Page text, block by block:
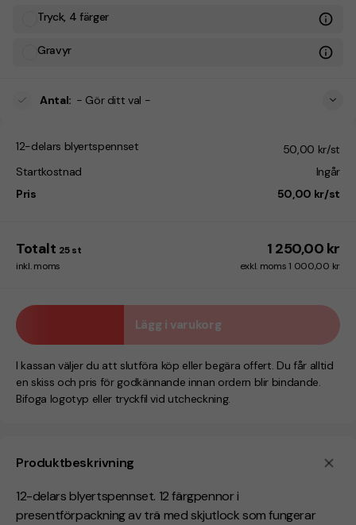
Produktbeskrivning
12-delars blyertspennset. 12 färgpennor i
presentförpackning av trä med skjutlock som fungerar
Tryck, 4 färger
Gravyr
Antal: - Gör ditt val -
12-delars blyertspennset
50,00 kr/st
Startkostnad
Ingår
Pris
50,00 kr/st
Totalt 25 st 1 250,00 kr
inkl. moms exkl. moms 1 000,00 kr
Lägg i varukorg
I kassan väljer du att slutföra köp eller begära offert. Du får alltid
en skiss och pris för godkännande innan ordern blir bindande.
Bifoga logotyp eller tryckfil vid utcheckning.